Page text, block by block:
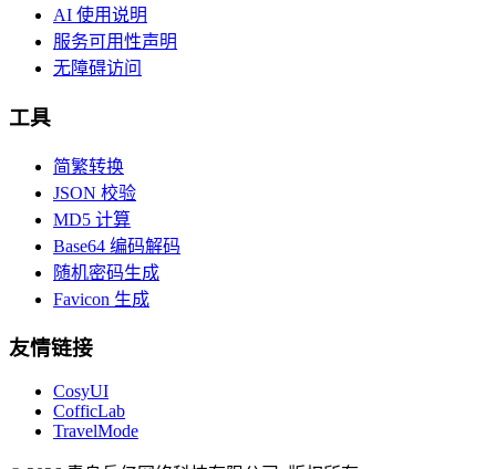
AI 使用说明
服务可用性声明
无障碍访问
工具
简繁转换
JSON 校验
MD5 计算
Base64 编码解码
随机密码生成
Favicon 生成
友情链接
CosyUI
CofficLab
TravelMode